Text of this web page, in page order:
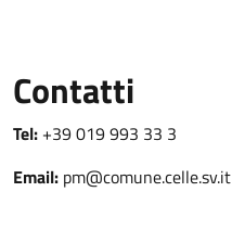
Contatti
Tel: +39 019 993 33 3
Email: pm@comune.celle.sv.it